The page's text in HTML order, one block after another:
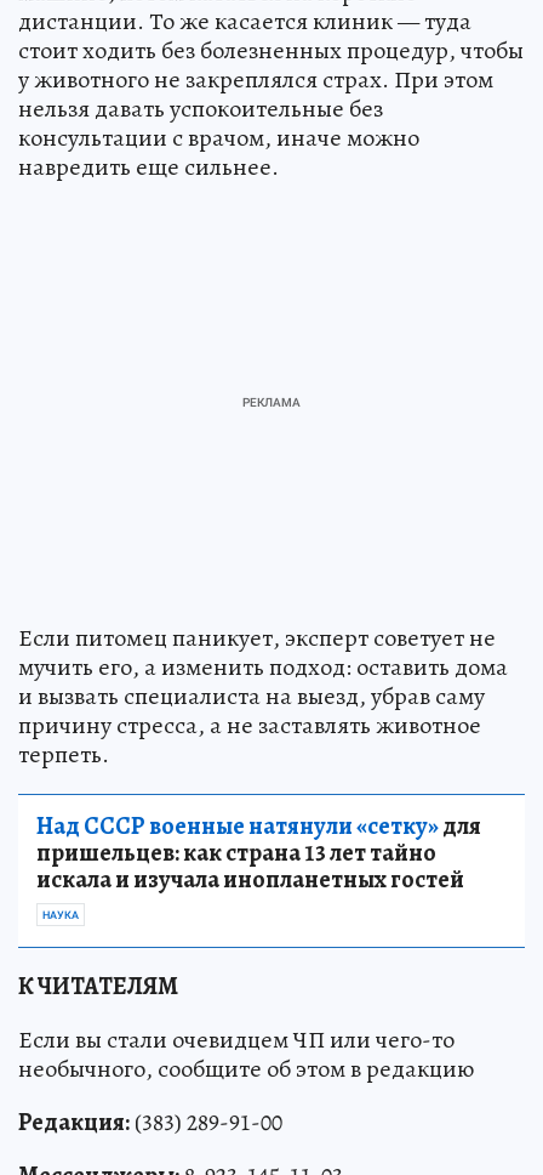
дистанции. То же касается клиник — туда
стоит ходить без болезненных процедур, чтобы
у животного не закреплялся страх. При этом
нельзя давать успокоительные без
консультации с врачом, иначе можно
навредить еще сильнее.
Если питомец паникует, эксперт советует не
мучить его, а изменить подход: оставить дома
и вызвать специалиста на выезд, убрав саму
причину стресса, а не заставлять животное
терпеть.
Над СССР военные натянули «сетку»для
пришельцев: как страна 13 лет тайно
искала и изучала инопланетных гостей
НАУКА
К ЧИТАТЕЛЯМ
Если вы стали очевидцем ЧП или чего-то
необычного, сообщите об этом в редакцию
Редакция:(383) 289-91-00